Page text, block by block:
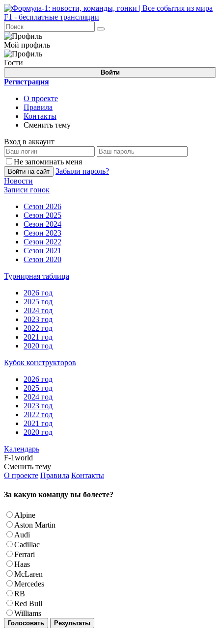
Мой профиль
Гости
Войти
Регистрация
О проекте
Правила
Контакты
Сменить тему
Вход в аккаунт
Не запоминать меня
Войти на сайт
Забыли пароль?
Новости
Записи гонок
Сезон 2026
Сезон 2025
Сезон 2024
Сезон 2023
Сезон 2022
Сезон 2021
Сезон 2020
Турнирная таблица
2026 год
2025 год
2024 год
2023 год
2022 год
2021 год
2020 год
Кубок конструкторов
2026 год
2025 год
2024 год
2023 год
2022 год
2021 год
2020 год
Календарь
F-1world
Сменить тему
О проекте Правила Контакты
За какую команду вы болеете?
Alpine
Aston Martin
Audi
Cadillac
Ferrari
Haas
McLaren
Mercedes
RB
Red Bull
Williams
Голосовать Результаты